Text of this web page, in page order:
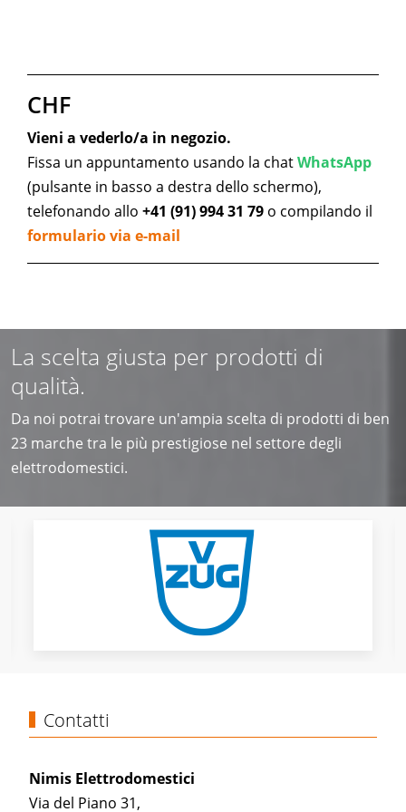
CHF
Vieni a vederlo/a in negozio.
Fissa un appuntamento usando la chatWhatsApp
(pulsante in basso a destra dello schermo),
telefonando allo +41 (91) 994 31 79 o compilando il
formulario via e-mail
La scelta giusta per prodotti di
qualità.
Da noi potrai trovare un'ampia scelta di prodotti di ben
23 marche tra le più prestigiose nel settore degli
elettrodomestici.
Contatti
Nimis Elettrodomestici
Via del Piano 31,